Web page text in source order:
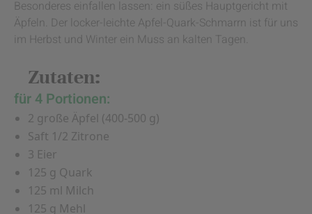
Besonderes einfallen lassen: ein süßes Hauptgericht mit
Äpfeln. Der locker-leichte Apfel-Quark-Schmarrn ist für uns
im Herbst und Winter ein Muss an kalten Tagen.
Zutaten:
für 4 Portionen:
2 große Äpfel (400-500 g)
Saft 1/2 Zitrone
3 Eier
125 g Quark
125 ml Milch
125 g Mehl